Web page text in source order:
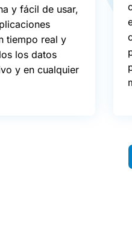
y fácil de usar,
tiempo real y
los datos
y en cualquier